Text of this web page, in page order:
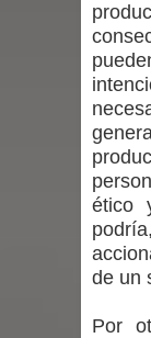
ético
de un
Por